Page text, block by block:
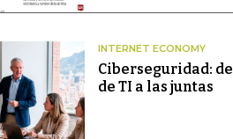
INTERNET ECONOMY
Ciberseguridad:
de TI a las juntas